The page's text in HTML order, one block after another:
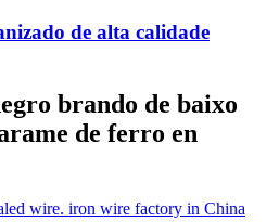
de alta calidade
brando de baixo
de ferro en